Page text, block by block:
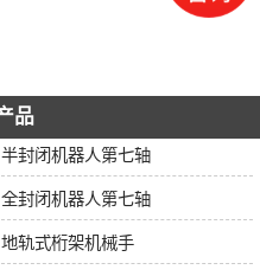
品
半封闭机器人第七轴
全封闭机器人第七轴
地轨式桁架机械手